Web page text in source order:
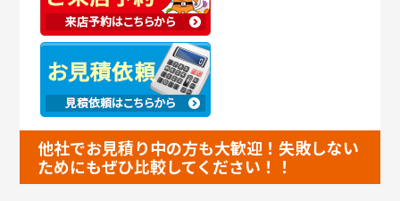
他社でお見積り中の方も大歓迎！失敗しない
ためにもぜひ比較してください！！